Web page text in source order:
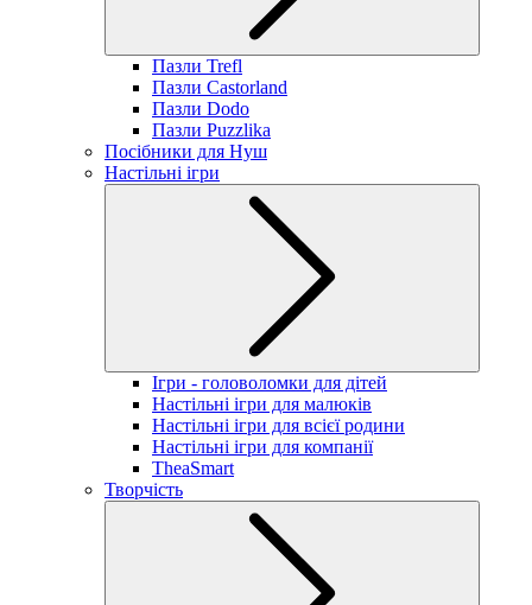
Пазли Trefl
Пазли Castorland
Пазли Dodo
Пазли Puzzlika
Посібники для Нуш
Настільні ігри
Ігри - головоломки для дітей
Настільні ігри для малюків
Настільні ігри для всієї родини
Настільні ігри для компанії
TheaSmart
Творчість